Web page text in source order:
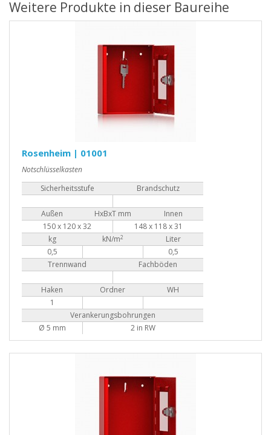
Weitere Produkte in dieser Baureihe
Rosenheim | 01001
Notschlüsselkasten
Sicherheitsstufe
Brandschutz
Außen HxBxT mm
Innen
150 x 120 x 32
148 x 118 x 31
kg
kN/m2
Liter
0,5
0,5
Trennwand
Fachböden
Haken Ordner
WH
1
Verankerungsbohrungen
Ø 5 mm
2 in RW